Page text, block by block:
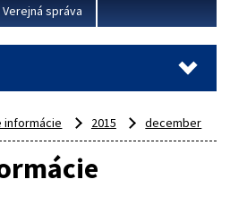
Verejná správa
informácie 2015 december